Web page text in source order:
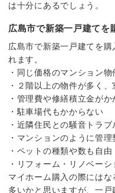
は十分にあるでしょう。
広島市で新築一戸建てを
広島市で新築一戸建てを
れます。
・同じ価格のマンション
・２階以上の物件が多く
・管理費や修繕積立金がか
・駐車場代もかからない
・近隣住民との騒音トラ
・マンションのように管
・ペットの種類や数も自由
・リフォーム・リノベー
マイホーム購入の際には
多いかと思いますが、一